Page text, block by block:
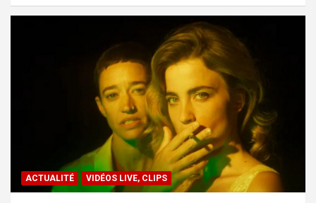
ACTUALITÉ VIDÉOS LIVE, CLIPS